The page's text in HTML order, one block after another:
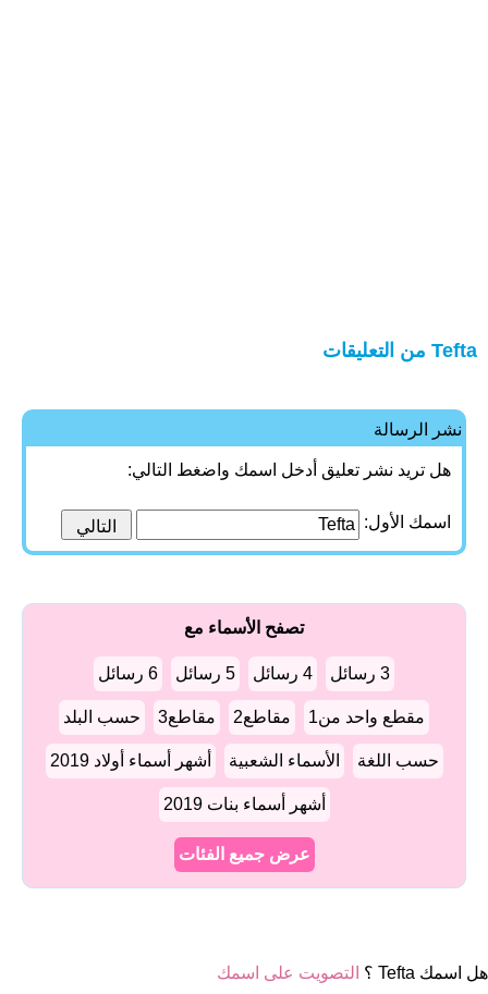
Tefta من التعليقات
نشر الرسالة
هل تريد نشر تعليق أدخل اسمك واضغط التالي:
اسمك الأول:
تصفح الأسماء مع
3 رسائل 4 رسائل 5 رسائل 6 رسائل
مقطع واحد من1 مقاطع2 مقاطع3 حسب البلد
حسب اللغة الأسماء الشعبية أشهر أسماء أولاد 2019
أشهر أسماء بنات 2019
عرض جميع الفئات
هل اسمك Tefta ؟ التصويت على اسمك